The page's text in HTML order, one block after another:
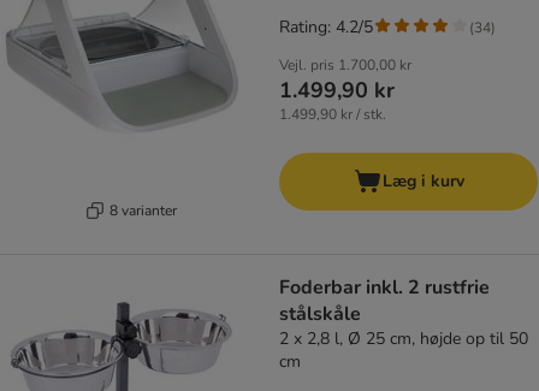
8 varianter
Vejl. pris 1.700,00 kr
1.499,90 kr
1.499,90 kr / stk.
Rating: 4.2/5 (34)
Læg i kurv
Foderbar inkl. 2 rustfrie
stålskåle
2 x 2,8 l, Ø 25 cm, højde op til 50
cm